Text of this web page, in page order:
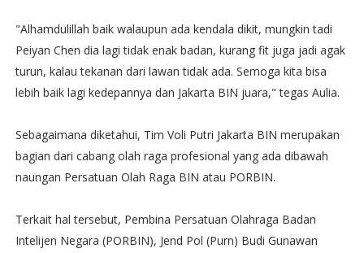
"Alhamdulillah baik walaupun ada kendala dikit, mungkin tadi
Peiyan Chen dia lagi tidak enak badan, kurang fit juga jadi agak
turun, kalau tekanan dari lawan tidak ada. Semoga kita bisa
lebih baik lagi kedepannya dan Jakarta BIN juara," tegas Aulia.
Sebagaimana diketahui, Tim Voli Putri Jakarta BIN merupakan
bagian dari cabang olah raga profesional yang ada dibawah
naungan Persatuan Olah Raga BIN atau PORBIN.
Terkait hal tersebut, Pembina Persatuan Olahraga Badan
Intelijen Negara (PORBIN), Jend Pol (Purn) Budi Gunawan